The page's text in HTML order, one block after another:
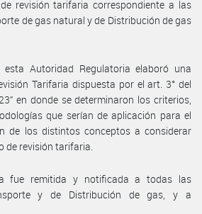
revisión tarifaria correspondiente a las
de gas natural y de Distribución de gas
Autoridad Regulatoria elaboró una
Tarifaria dispuesta por el art. 3° del
en donde se determinaron los criterios,
que serían de aplicación para el
de los distintos conceptos a considerar
de revisión tarifaria.
fue remitida y notificada a todas las
y de Distribución de gas, y a